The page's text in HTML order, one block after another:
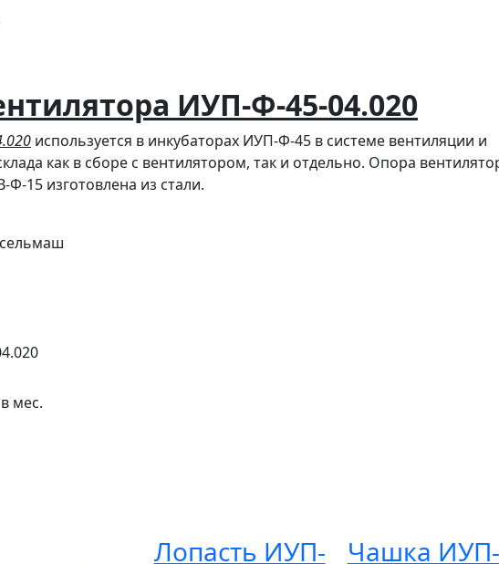
ИУП-Ф-45-04.020
используется в инкубаторах ИУП-Ф-45 в системе вентиляции и
как в сборе с вентилятором, так и отдельно. Опора
15 изготовлена из стали.
мес.
Лопасть ИУП-
Чашка ИУП-